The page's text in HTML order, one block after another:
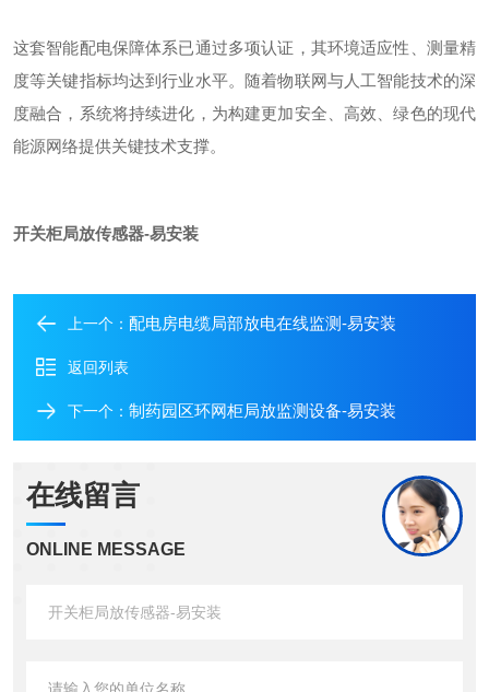
这套智能配电保障体系已通过多项认证，其环境适应性、测量精
度等关键指标均达到行业水平。随着物联网与人工智能技术的深
度融合，系统将持续进化，为构建更加安全、高效、绿色的现代
能源网络提供关键技术支撑。
开关柜局放传感器-易安装
上一个： 配电房电缆局部放电在线监测-易安装
返回列表
下一个： 制药园区环网柜局放监测设备-易安装
在线留言
ONLINE MESSAGE